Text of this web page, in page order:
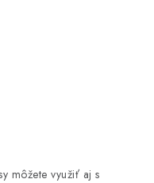
môžete využiť aj s